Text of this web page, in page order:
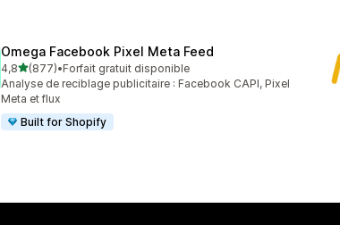
Omega Facebook Pixel Meta Feed
4,8étoile(s) sur 5
(877)
877 avis au total
•Forfait gratuit disponible
Analyse de reciblage publicitaire : Facebook CAPI, Pixel
Meta et flux
Built for Shopify